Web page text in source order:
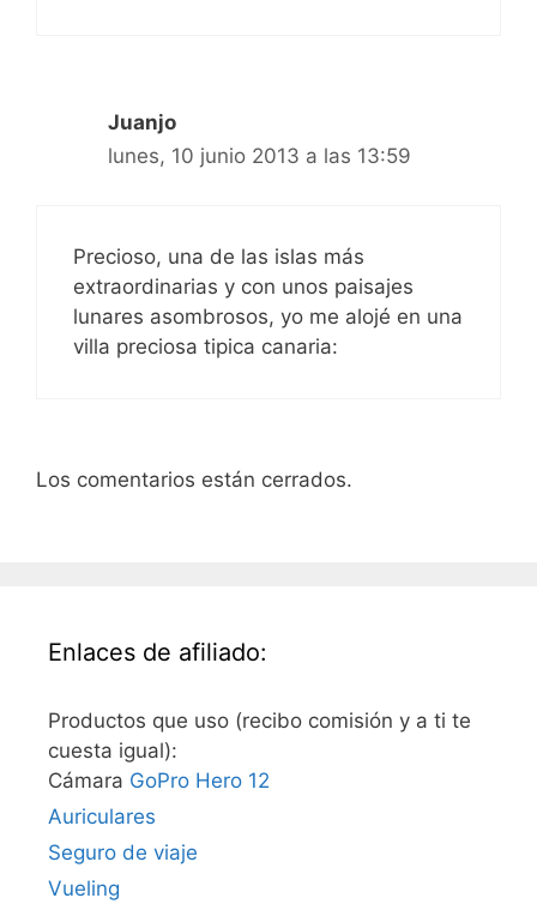
Juanjo
lunes, 10 junio 2013 a las 13:59
Precioso, una de las islas más
extraordinarias y con unos paisajes
lunares asombrosos, yo me alojé en una
villa preciosa tipica canaria:
Los comentarios están cerrados.
Enlaces de afiliado:
Productos que uso (recibo comisión y a ti te
cuesta igual):
Cámara GoPro Hero 12
Auriculares
Seguro de viaje
Vueling